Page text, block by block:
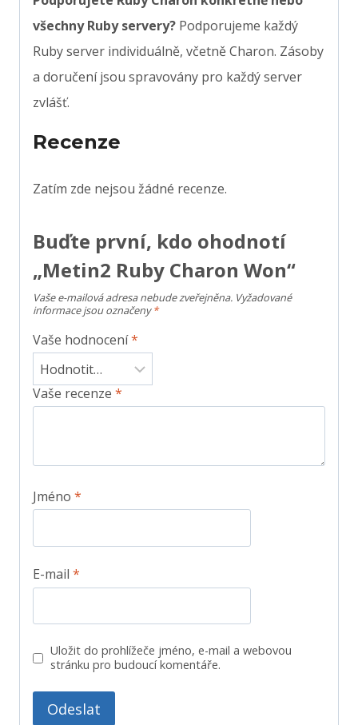
všechny Ruby servery? Podporujeme každý
Ruby server individuálně, včetně Charon. Zásoby
a doručení jsou spravovány pro každý server
zvlášť.
Recenze
Zatím zde nejsou žádné recenze.
Buďte první, kdo ohodnotí
„Metin2 Ruby Charon Won“
Vaše e-mailová adresa nebude zveřejněna. Vyžadované
informace jsou označeny*
Vaše hodnocení*
Vaše recenze *
Jméno *
E-mail *
Uložit do prohlížeče jméno, e-mail a webovou
stránku pro budoucí komentáře.